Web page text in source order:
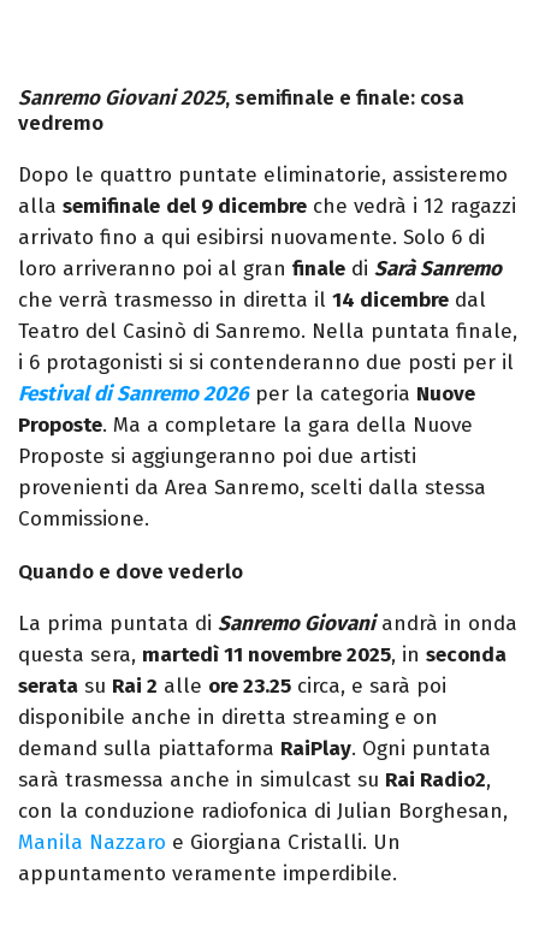
Sanremo Giovani 2025, semifinale e finale: cosa
vedremo
Dopo le quattro puntate eliminatorie, assisteremo
alla semifinale del 9 dicembre che vedrà i 12 ragazzi
arrivato fino a qui esibirsi nuovamente. Solo 6 di
loro arriveranno poi al gran finale di Sarà Sanremo
che verrà trasmesso in diretta il 14 dicembre dal
Teatro del Casinò di Sanremo. Nella puntata finale,
i 6 protagonisti si si contenderanno due posti per il
Festival di Sanremo 2026per la categoria Nuove
Proposte. Ma a completare la gara della Nuove
Proposte si aggiungeranno poi due artisti
provenienti da Area Sanremo, scelti dalla stessa
Commissione.
Quando e dove vederlo
La prima puntata di Sanremo Giovaniandrà in onda
questa sera, martedì 11 novembre 2025, in seconda
serata su Rai 2 alle ore 23.25 circa, e sarà poi
disponibile anche in diretta streaming e on
demand sulla piattaforma RaiPlay. Ogni puntata
sarà trasmessa anche in simulcast su Rai Radio2,
con la conduzione radiofonica di Julian Borghesan,
Manila Nazzaro e Giorgiana Cristalli. Un
appuntamento veramente imperdibile.